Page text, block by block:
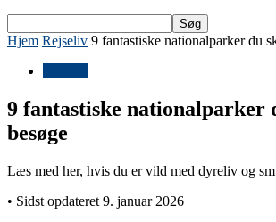
Hjem Rejseliv 9 fantastiske nationalparker du
9 fantastiske nationalparker
besøge
Læs med her, hvis du er vild med dyreliv og
• Sidst opdateret 9. januar 2026